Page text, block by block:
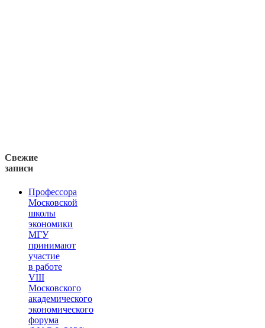
Свежие
записи
Профессора
Московской
школы
экономики
МГУ
принимают
участие
в работе
VIII
Московского
академического
экономического
форума